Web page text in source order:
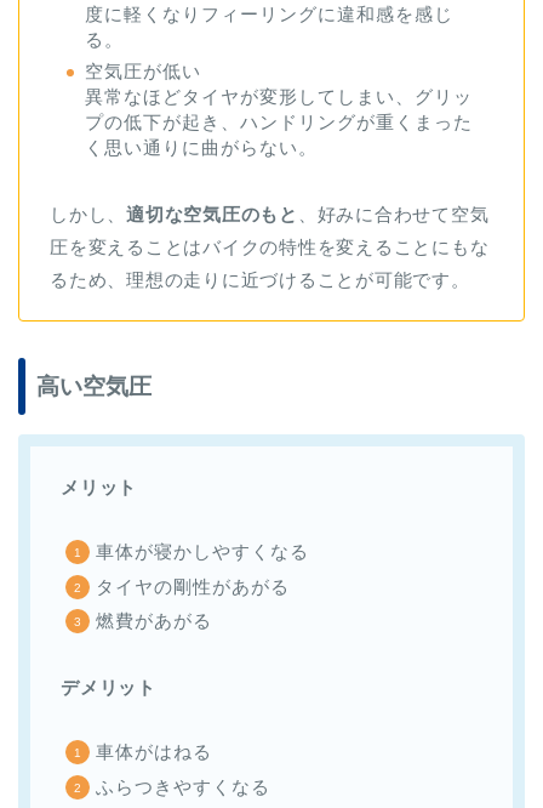
度に軽くなりフィーリングに違和感を感じ
る。
空気圧が低い
異常なほどタイヤが変形してしまい、グリッ
プの低下が起き、ハンドリングが重くまった
く思い通りに曲がらない。
しかし、適切な空気圧のもと
、好みに合わせて空気
圧を変えることはバイクの特性を変えることにもな
るため、理想の走りに近づけることが可能です。
高い空気圧
メリット
車体が寝かしやすくなる
タイヤの剛性があがる
燃費があがる
デメリット
車体がはねる
ふらつきやすくなる